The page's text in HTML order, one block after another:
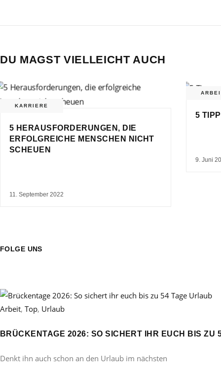
DU MAGST VIELLEICHT AUCH
KARRIERE
5 HERAUSFORDERUNGEN, DIE
ERFOLGREICHE MENSCHEN NICHT
SCHEUEN
11. September 2022
5
9. Juni
FOLGE UNS
Arbeit, Top, Urlaub
BRÜCKENTAGE 2026: SO SICHERT IHR EUCH BIS ZU
Denkt ihn auch schon an den Urlaub im nächsten